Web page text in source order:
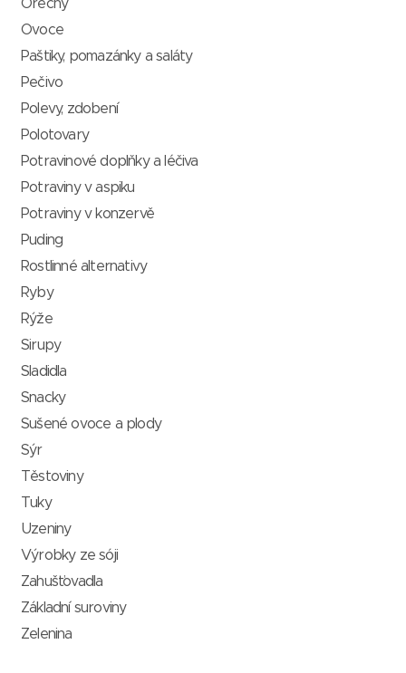
Ořechy
Ovoce
Paštiky, pomazánky a saláty
Pečivo
Polevy, zdobení
Polotovary
Potravinové doplňky a léčiva
Potraviny v aspiku
Potraviny v konzervě
Puding
Rostlinné alternativy
Ryby
Rýže
Sirupy
Sladidla
Snacky
Sušené ovoce a plody
Sýr
Těstoviny
Tuky
Uzeniny
Výrobky ze sóji
Zahušťovadla
Základní suroviny
Zelenina